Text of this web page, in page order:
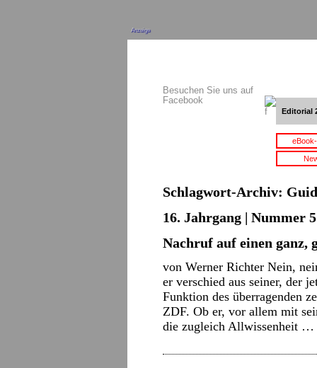
Anzeige
Besuchen Sie uns auf
Facebook
Editorial
Schlagwort-Archiv:
16. Jahrgang | Nummer
Nachruf auf einen ganz,
von Werner Richter Nein,
er verschied aus seiner, der
Funktion des überragenden
ZDF. Ob er, vor allem mit
die zugleich Allwissenheit …